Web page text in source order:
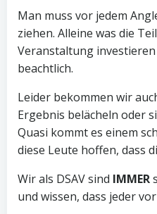
Man muss vor jedem
ziehen. Alleine was die
Veranstaltung
beachtlich.
Leider bekommen wir
Ergebnis belächeln oder
Quasi kommt es einem
diese Leute hoffen, dass
Wir als DSAV sind IMMER
und wissen, dass jeder